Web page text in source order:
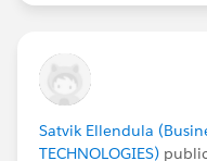
Satvik Ellendula
TECHNOLOGIES)